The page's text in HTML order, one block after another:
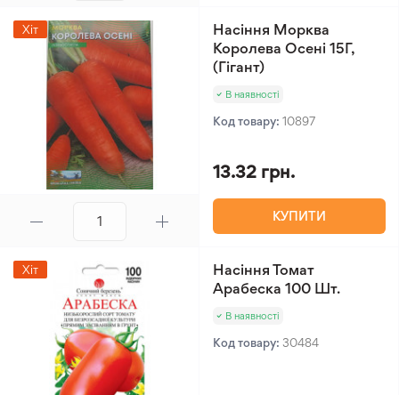
Хіт
Насіння Морква
Королева Осені 15Г,
(Гігант)
В наявності
Код товару: 10897
13.32 грн.
КУПИТИ
Хіт
Насіння Томат
Арабеска 100 Шт.
В наявності
Код товару: 30484